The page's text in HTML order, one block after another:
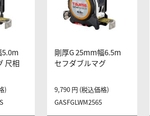
5.0m
尺相
)
剛厚G 25mm幅6.5m
セフダブルマグ
GASFGLWM2565
9,790 円 (税込価格)